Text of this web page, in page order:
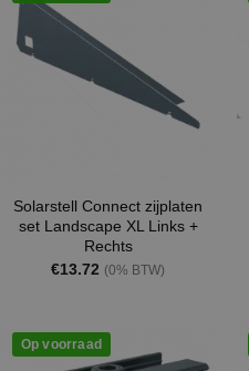
Solarstell Connect zijplaten
set Landscape XL Links +
Rechts
€13.72 (0% BTW)
Op voorraad